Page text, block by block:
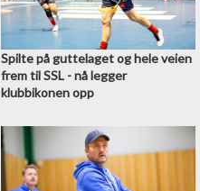
Spilte på guttelaget og hele veien
frem til SSL - nå legger
klubbikonen opp